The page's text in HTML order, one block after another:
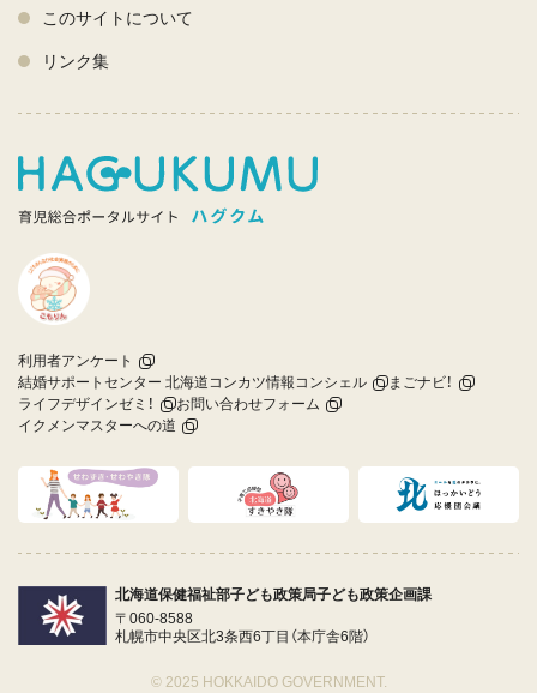
このサイトについて
リンク集
利用者アンケート
結婚サポートセンター 北海道コンカツ情報コンシェル
まごナビ！
ライフデザインゼミ！
お問い合わせフォーム
イクメンマスターへの道
北海道保健福祉部子ども政策局子ども政策企画課
〒060-8588
札幌市中央区北3条西6丁目（本庁舎6階）
© 2025 HOKKAIDO GOVERNMENT.